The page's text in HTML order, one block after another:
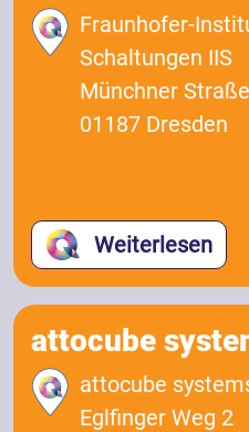
Fraunhofer-
Schaltungen IIS
Münchner
01187 Dresden
Weiterlesen
attocube
attocube
Eglfinger Weg 2